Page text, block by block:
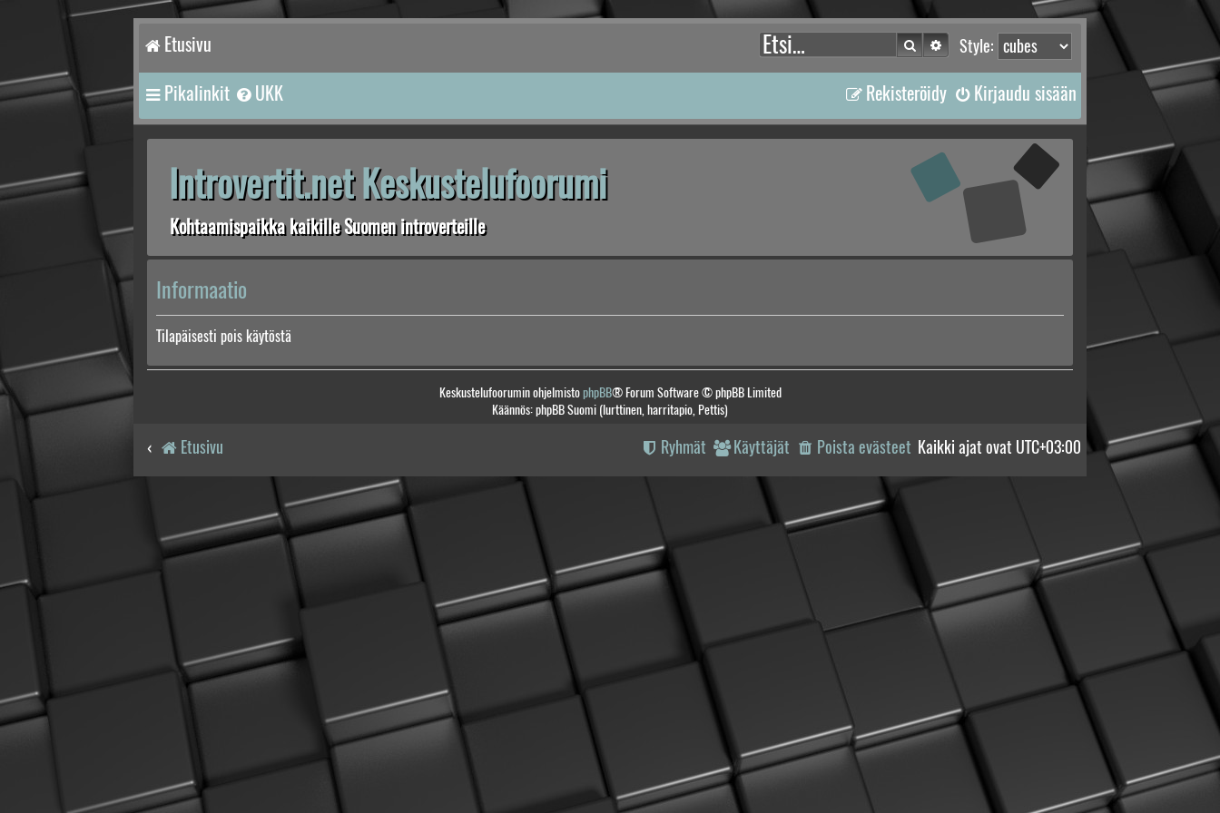
Etusivu Style:
Etsi Tarkennettu haku
Pikalinkit UKK Kirjaudu sisään
Rekisteröidy
Introvertit.net Keskustelufoorumi
Kohtaamispaikka kaikille Suomen introverteille
Informaatio
Tilapäisesti pois käytöstä
Keskustelufoorumin ohjelmistophpBB® Forum Software © phpBB Limited
Käännös: phpBB Suomi (lurttinen, harritapio, Pettis)
Etusivu Kaikki ajat ovat UTC+03:00
Poista evästeet
Käyttäjät
Ryhmät